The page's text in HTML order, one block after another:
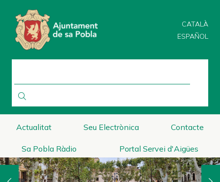
CATALÀ
ESPAÑOL
Actualitat Seu Electrònica Contacte
Sa Pobla Ràdio Portal Servei d'Aigües